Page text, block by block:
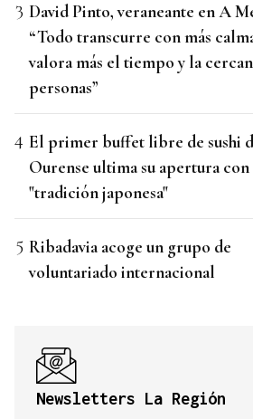
David Pinto, veraneante en A
“Todo transcurre con más
valora más el tiempo y la
personas”
El primer buffet libre de sushi
Ourense ultima su apertura
"tradición japonesa"
Ribadavia acoge un grupo de
voluntariado internacional
Newsletters La Región